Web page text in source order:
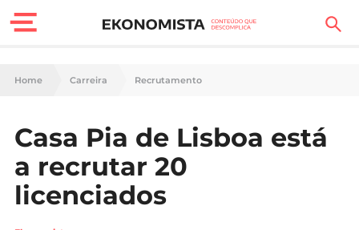
Finanças Pessoais
Carreira
Casa
Home Carreira Recrutamento
Casa Pia de Lisboa está
a recrutar 20
licenciados